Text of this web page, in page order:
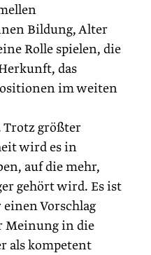
Bildung, Alter
Rolle spielen, die
das
im weiten
größter
wird es in
auf die mehr,
gehört wird. Es ist
Vorschlag
Meinung in die
als kompetent